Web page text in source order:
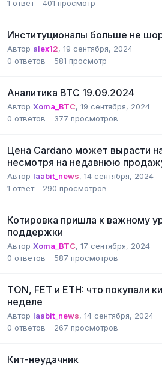
1 ответ 401 просмотр
Институционалы больше не
Автор alex12, 19 сентября, 2024
0 ответов 581 просмотр
Аналитика BTC 19.09.2024
Автор Xoma_BTC, 19 сентября, 2024
0 ответов 377 просмотров
Цена Cardano может вырасти
несмотря на недавнюю
Автор laabit_news, 14 сентября, 2024
1 ответ 290 просмотров
Котировка пришла к важному
поддержки
Автор Xoma_BTC, 17 сентября, 2024
0 ответов 587 просмотров
TON, FET и ETH: что покупали
неделе
Автор laabit_news, 14 сентября, 2024
0 ответов 267 просмотров
Кит-неудачник